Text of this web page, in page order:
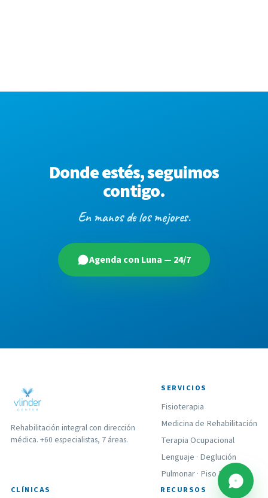
Donde estés, seguimos
contigo.
En manos de los mejores.
Agenda con Luna — 24/7
Rehabilitación integral con dirección
médica. +60 especialistas, 7 áreas.
SERVICIOS
Fisioterapia
Medicina de Rehabilitación
Terapia Ocupacional
Lenguaje · Deglución
Pulmonar· Piso Pélvico
CLÍNICAS RECURSOS